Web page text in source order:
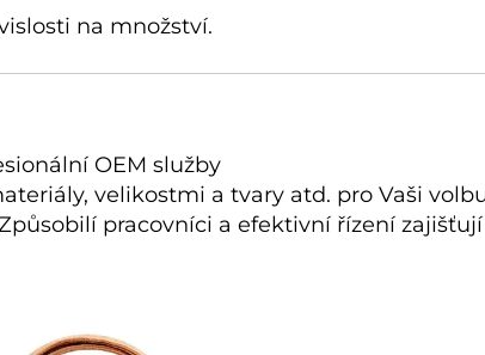
na množství.
OEM služby
velikostmi a tvary atd. pro Vaši
pracovníci a efektivní řízení